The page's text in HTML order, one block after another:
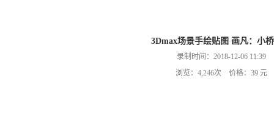
3Dmax场景手绘贴图 画凡：小
录制时间：2018-12-06 11:39
浏览：4,246次 价格：39 元